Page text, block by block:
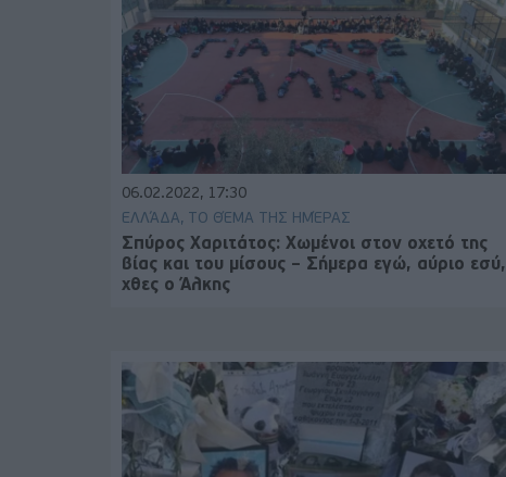
06.02.2022, 17:30
ΕΛΛΆΔΑ, ΤΟ ΘΈΜΑ ΤΗΣ ΗΜΈΡΑΣ
Σπύρος Χαριτάτος: Χωμένοι στον οχετό της
βίας και του μίσους – Σήμερα εγώ, αύριο εσύ,
χθες ο Άλκης